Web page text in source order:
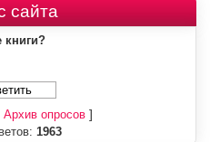
сайта
книги?
Архив опросов]
1963